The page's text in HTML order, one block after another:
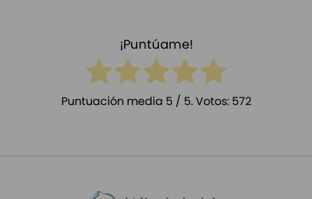
¡Puntúame!
Puntuación media 5 / 5. Votos: 572